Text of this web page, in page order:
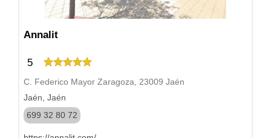
Annalit
5
C. Federico Mayor Zaragoza, 23009 Jaén
Jaén, Jaén
699 32 80 72